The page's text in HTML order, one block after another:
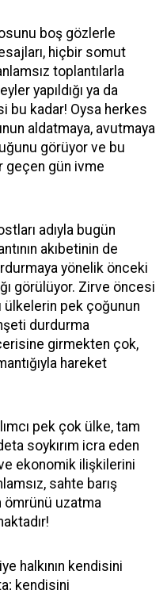
boş gözlerle
hiçbir somut
toplantılarla
yapıldığı ya da
bu kadar! Oysa herkes
aldatmaya, avutmaya
görüyor ve bu
geçen gün ivme
adıyla bugün
akıbetinin de
yönelik önceki
görülüyor. Zirve öncesi
ülkelerin pek çoğunun
durdurma
girmekten çok,
hareket
pek çok ülke, tam
soykırım icra eden
ekonomik ilişkilerini
sahte barış
ömrünü uzatma
halkının kendisini
kendisini